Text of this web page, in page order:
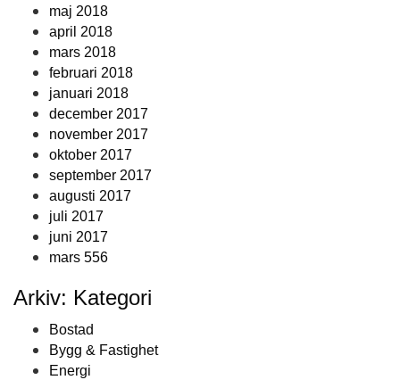
maj 2018
april 2018
mars 2018
februari 2018
januari 2018
december 2017
november 2017
oktober 2017
september 2017
augusti 2017
juli 2017
juni 2017
mars 556
Arkiv: Kategori
Bostad
Bygg & Fastighet
Energi